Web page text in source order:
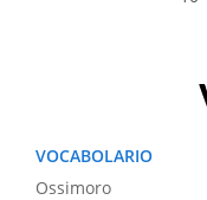
VOCABOLARIO
Ossimoro